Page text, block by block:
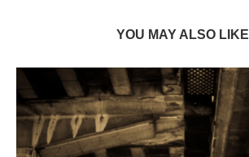
YOU MAY ALSO LIKE